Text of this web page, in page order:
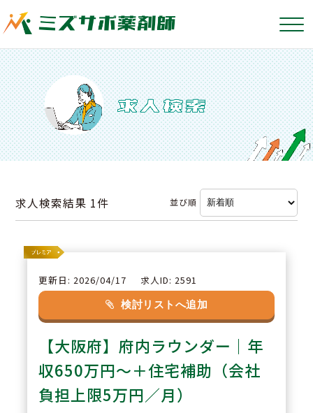
求人検索結果 1件 並び順
更新日: 2026/04/17 求人ID: 2591
検討リストへ追加
【大阪府】府内ラウンダー｜年
収650万円～＋住宅補助（会社
負担上限5万円／月）